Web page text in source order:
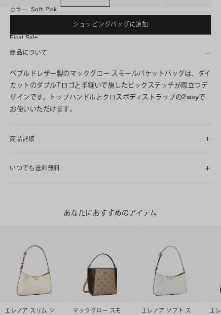
カラー: Soft Pink
ショッピングバッグに追加
Final Sale
商品について
ペブルドレザー製のマックグロー スモールバケットバッグは、ダイ
カットのダブルTロゴと手縫いで施したピックステッチが際立つデ
ザインです。トップハンドルとクロスボディストラップの2wayで
お使いいただけます。
商品詳細
いつでも送料無料
あなたにおすすめのアイテム
エレノア スリム シ
マックグロー スモ
エレノア ソフト ス
エ